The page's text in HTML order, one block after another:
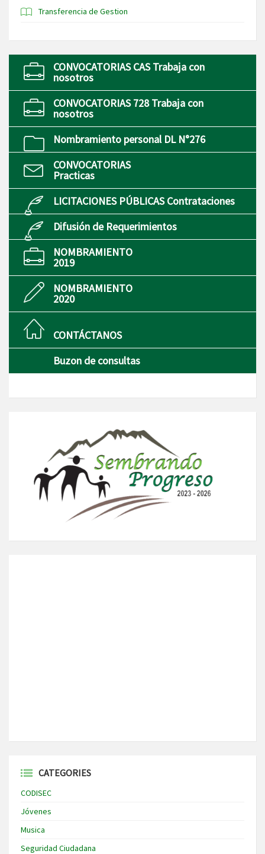
Transferencia de Gestion
CONVOCATORIAS CAS Trabaja con
nosotros
CONVOCATORIAS 728 Trabaja con
nosotros
Nombramiento personal DL N°276
CONVOCATORIAS
Practicas
LICITACIONES PÚBLICAS Contrataciones
Difusión de Requerimientos
NOMBRAMIENTO
2019
NOMBRAMIENTO
2020
CONTÁCTANOS
Buzon de consultas
CATEGORIES
CODISEC
Jóvenes
Musica
Seguridad Ciudadana